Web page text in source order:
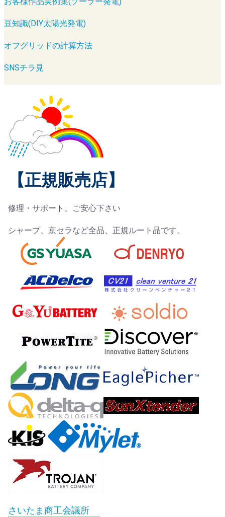
豆知識(DIY太陽光発電)
オフグリッドの計算方法
SNSチラ見
【正規販売店】
修理・サポート、ご安心下さい
シャープ、京セラなど全品、正規ルート品です。
さいたま商工会議所